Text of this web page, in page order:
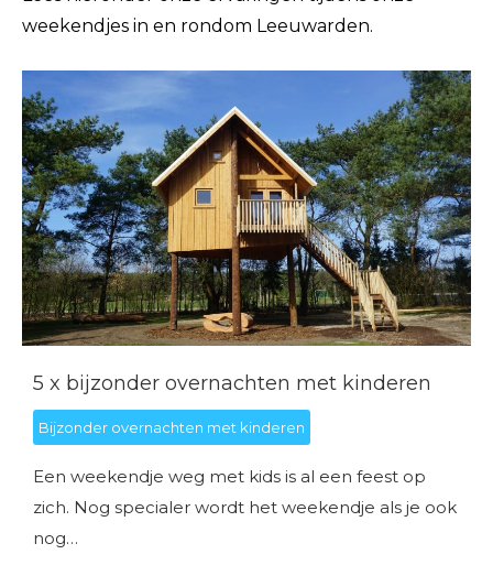
weekendjes in en rondom Leeuwarden.
5 x bijzonder overnachten met kinderen
Bijzonder overnachten met kinderen
Een weekendje weg met kids is al een feest op
zich. Nog specialer wordt het weekendje als je ook
nog…